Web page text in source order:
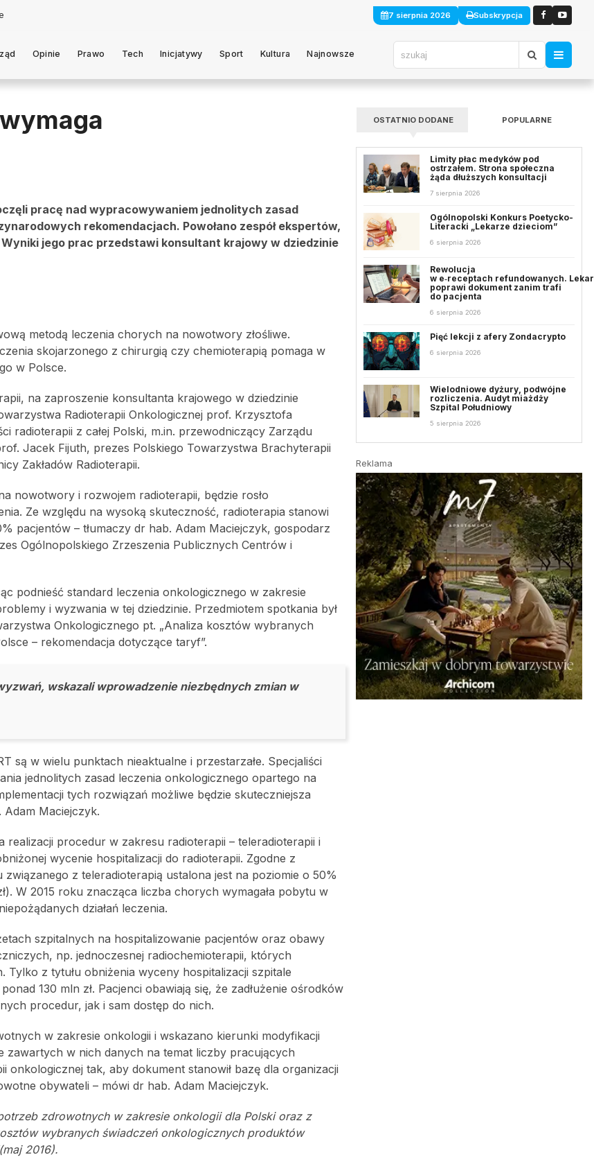
7 sierpnia 2026 Subskrypcja
Opinie Prawo Tech Inicjatywy Sport Kultura Najnowsze
pracę nad wypracowywaniem jednolitych zasad
rekomendacjach. Powołano zespół ekspertów,
jego prac przedstawi konsultant krajowy w dziedzinie
metodą leczenia chorych na nowotwory złośliwe.
skojarzonego z chirurgią czy chemioterapią pomaga w
w Polsce.
na zaproszenie konsultanta krajowego w dziedzinie
Radioterapii Onkologicznej prof. Krzysztofa
radioterapii z całej Polski, m.in. przewodniczący Zarządu
Jacek Fijuth, prezes Polskiego Towarzystwa Brachyterapii
Zakładów Radioterapii.
nowotwory i rozwojem radioterapii, będzie rosło
Ze względu na wysoką skuteczność, radioterapia stanowi
pacjentów – tłumaczy dr hab. Adam Maciejczyk, gospodarz
Ogólnopolskiego Zrzeszenia Publicznych Centrów i
podnieść standard leczenia onkologicznego w zakresie
i wyzwania w tej dziedzinie. Przedmiotem spotkania był
Onkologicznego pt. „Analiza kosztów wybranych
– rekomendacja dotyczące taryf”.
wskazali wprowadzenie niezbędnych zmian w
są w wielu punktach nieaktualne i przestarzałe. Specjaliści
jednolitych zasad leczenia onkologicznego opartego na
tych rozwiązań możliwe będzie skuteczniejsza
Maciejczyk.
procedur w zakresu radioterapii – teleradioterapii i
wycenie hospitalizacji do radioterapii. Zgodne z
z teleradioterapią ustalona jest na poziomie o 50%
W 2015 roku znacząca liczba chorych wymagała pobytu w
działań leczenia.
szpitalnych na hospitalizowanie pacjentów oraz obawy
np. jednoczesnej radiochemioterapii, których
z tytułu obniżenia wyceny hospitalizacji szpitale
130 mln zł. Pacjenci obawiają się, że zadłużenie ośrodków
procedur, jak i sam dostęp do nich.
w zakresie onkologii i wskazano kierunki modyfikacji
zawartych w nich danych na temat liczby pracujących
tak, aby dokument stanowił bazę dla organizacji
obywateli – mówi dr hab. Adam Maciejczyk.
zdrowotnych w zakresie onkologii dla Polski oraz z
wybranych świadczeń onkologicznych produktów
2016).
OSTATNIO DODANE POPULARNE
Limity płac medyków pod
ostrzałem. Strona społeczna
żąda dłuższych konsultacji
7 sierpnia 2026
Ogólnopolski Konkurs Poetycko-
Literacki „Lekarze dzieciom”
6 sierpnia 2026
Rewolucja
w e‑receptach refundowanych.
poprawi dokument zanim trafi
do pacjenta
6 sierpnia 2026
Pięć lekcji z afery Zondacrypto
6 sierpnia 2026
Wielodniowe dyżury, podwójne
rozliczenia. Audyt miażdży
Szpital Południowy
5 sierpnia 2026
Reklama